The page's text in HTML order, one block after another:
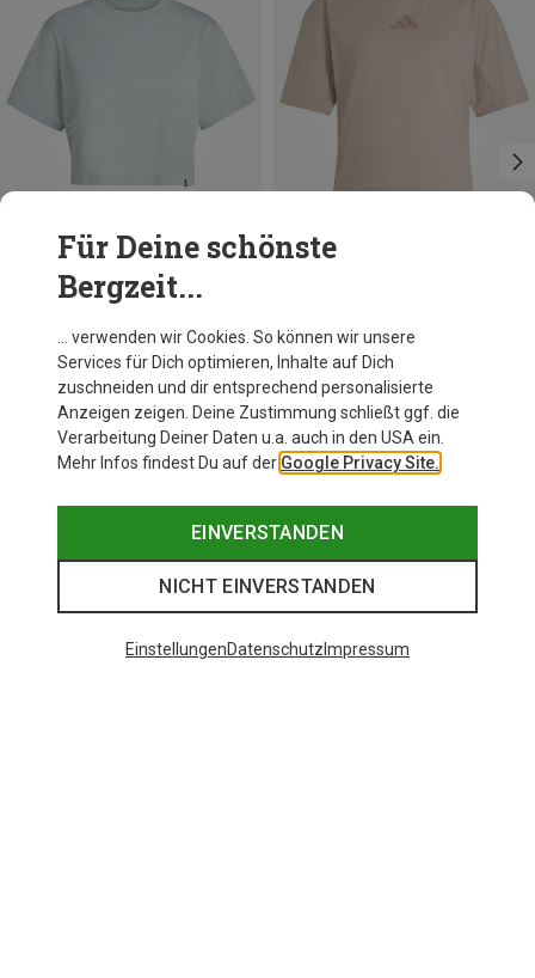
Du sparst 38%
Für Deine schönste
Bergzeit...
… verwenden wir Cookies. So können wir unsere
Services für Dich optimieren, Inhalte auf Dich
zuschneiden und dir entsprechend personalisierte
Anzeigen zeigen. Deine Zustimmung schließt ggf. die
Verarbeitung Deiner Daten u.a. auch in den USA ein.
Mehr Infos findest Du auf der Google Privacy Site.
EINVERSTANDEN
NICHT EINVERSTANDEN
EinstellungenDatenschutz Impressum